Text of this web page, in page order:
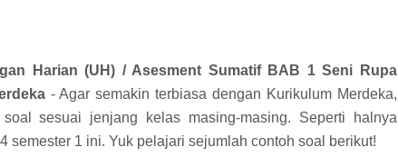
Harian (UH) / Asesment Sumatif BAB 1 Seni Rupa
- Agar semakin terbiasa dengan Kurikulum Merdeka,
sesuai jenjang kelas masing-masing. Seperti halnya
semester 1 ini. Yuk pelajari sejumlah contoh soal berikut!